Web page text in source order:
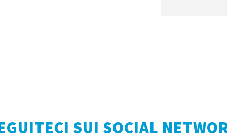
SUI SOCIAL